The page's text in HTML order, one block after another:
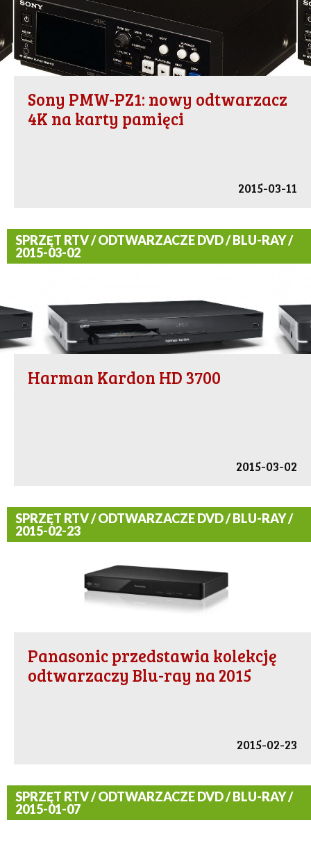
Sony PMW-PZ1: nowy odtwarzacz
4K na karty pamięci
2015-03-11
SPRZĘT RTV / ODTWARZACZE DVD / BLU-RAY /
2015-03-02
Harman Kardon HD 3700
2015-03-02
SPRZĘT RTV / ODTWARZACZE DVD / BLU-RAY /
2015-02-23
Panasonic przedstawia kolekcję
odtwarzaczy Blu-ray na 2015
2015-02-23
SPRZĘT RTV / ODTWARZACZE DVD / BLU-RAY /
2015-01-07